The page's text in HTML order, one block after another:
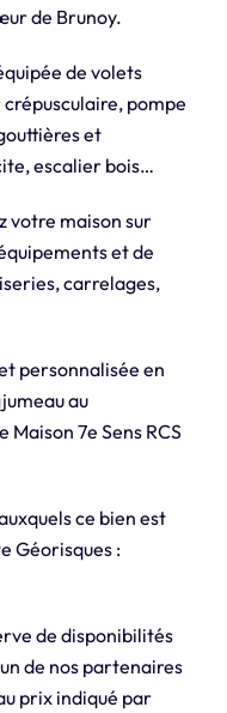
de Brunoy.
de volets
pompe
et
escalier bois…
votre maison sur
et de
carrelages,
personnalisée en
au
7e Sens RCS
ce bien est
Géorisques :
de disponibilités
de nos partenaires
prix indiqué par